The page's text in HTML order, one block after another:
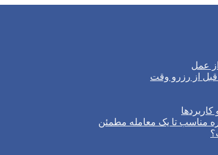
عمل
مناسب تا یک معامله مطمئن